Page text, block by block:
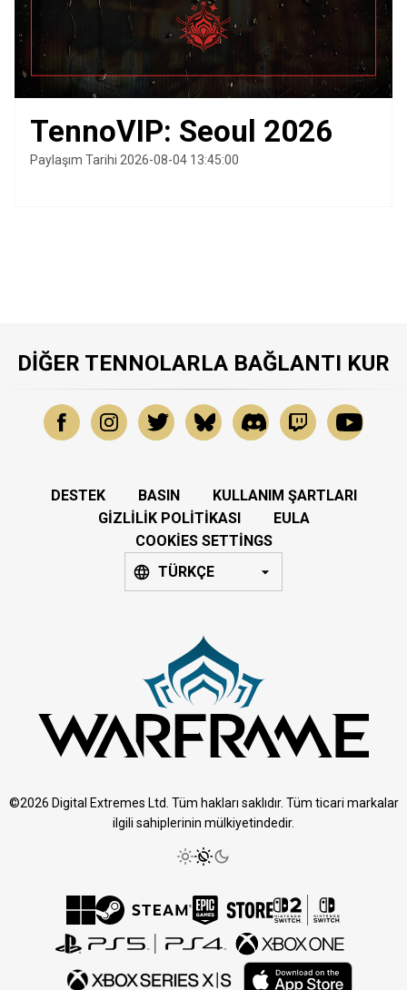
TennoVIP: Seoul 2026
Paylaşım Tarihi 2026-08-04 13:45:00
DIĞER TENNOLARLA BAĞLANTI KUR
DESTEK BASIN
KULLANIM ŞARTLARI
GIZLILIK POLITIKASI
EULA
COOKIES SETTINGS
TÜRKÇE
©2026 Digital Extremes Ltd. Tüm hakları saklıdır. Tüm ticari markalar
ilgili sahiplerinin mülkiyetindedir.